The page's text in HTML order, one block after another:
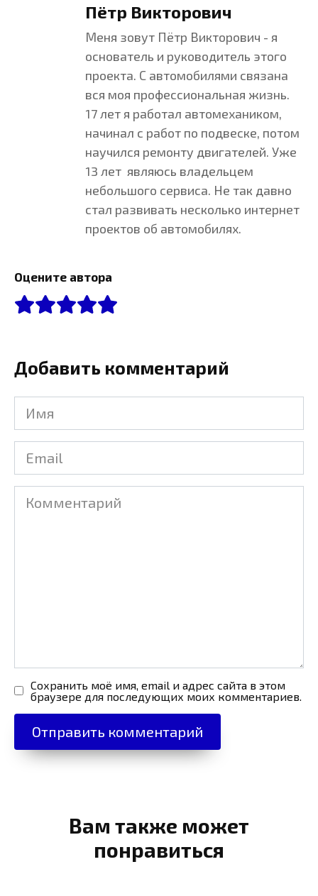
Пётр Викторович
Меня зовут Пётр Викторович - я
основатель и руководитель этого
проекта. С автомобилями связана
вся моя профессиональная жизнь.
17 лет я работал автомехаником,
начинал с работ по подвеске, потом
научился ремонту двигателей. Уже
13 лет являюсь владельцем
небольшого сервиса. Не так давно
стал развивать несколько интернет
проектов об автомобилях.
Оцените автора
Добавить комментарий
Имя
Email
Комментарий
Сохранить моё имя, email и адрес сайта в этом
браузере для последующих моих комментариев.
Вам также может
понравиться